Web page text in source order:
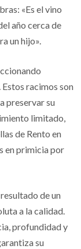
«Es el vino
año cerca de
un hijo».
. Estos racimos son
preservar su
limitado,
de Rento en
en primicia por
de un
a la calidad.
profundidad y
su